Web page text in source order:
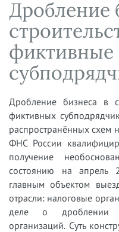
Преимущества
фирмы
Кейсы
Вакансии
Налоговая практика
Сопровождение бизнеса
Ведение уголовных дел
Защита активов
Ведение дел о
Аудиоподкасты
Видеоподкасты
Справочная
Вопросы-ответы
Прямые эфиры
Дробление
фиктивные
Дробление бизнеса в
фиктивных
распространённых схем
ФНС России
получение
состоянию на апрель
главным объектом
отрасли: налоговые
деле о дроблении
организаций. Суть